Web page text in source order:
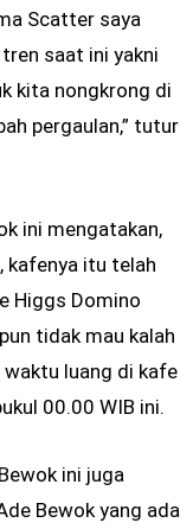
Scatter saya
saat ini yakni
kita nongkrong di
pergaulan,” tutur
ini mengatakan,
kafenya itu telah
Higgs Domino
tidak mau kalah
luang di kafe
00.00 WIB ini.
ini juga
Bewok yang ada